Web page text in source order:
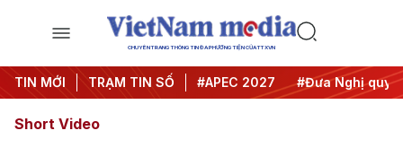
CHUYÊN TRANG THÔNG TIN ĐA PHƯƠNG TIỆN CỦA TTXVN
TIN MỚI TRẠM TIN SỐ
#Hội nghị Trung ương 3 #APEC 2027 #Đưa Nghị quyết
Short Video